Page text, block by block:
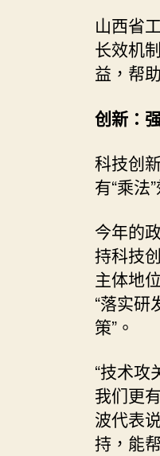
山西省
长效机
益，帮
创新：
科技创
有“乘法
今年的
持科技
主体地
“落实研
策”。
“技术攻
我们更
波代表
持，能